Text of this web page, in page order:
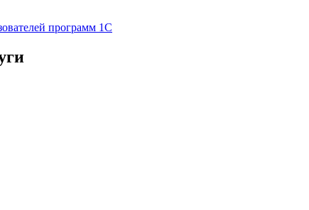
программ 1С